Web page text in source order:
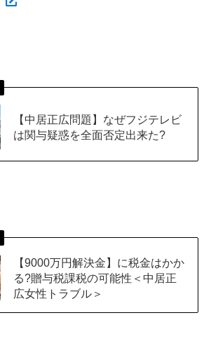
【中居正広問題】なぜフジテレビ
は関与疑惑を全面否定出来た?
【9000万円解決金】に税金はかか
る?贈与税課税の可能性＜中居正
広女性トラブル＞